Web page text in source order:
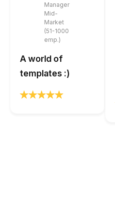
Manager
Mid-
Market
(51-1000
emp.)
A world of
templates :)